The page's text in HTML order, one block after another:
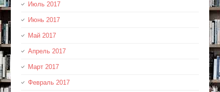
Июль 2017
Июнь 2017
Май 2017
Апрель 2017
Март 2017
Февраль 2017